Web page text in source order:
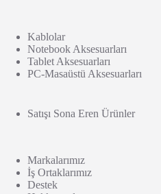
Kablolar
Notebook Aksesuarları
Tablet Aksesuarları
PC-Masaüstü Aksesuarları
Satışı Sona Eren Ürünler
Markalarımız
İş Ortaklarımız
Destek